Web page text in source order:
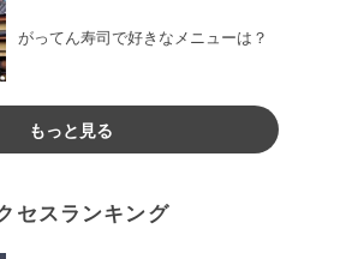
がってん寿司で好きなメニューは？
もっと見る
セスランキング